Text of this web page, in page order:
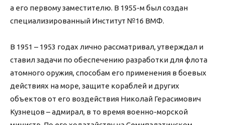
а его первому заместителю. В 1955-м был создан
специализированный Институт №16 ВМФ.
В 1951 – 1953 годах лично рассматривал, утверждал и
ставил задачи по обеспечению разработки для флота
атомного оружия, способам его применения в боевых
действиях на море, защите кораблей и других
объектов от его воздействия Николай Герасимович
Кузнецов – адмирал, в то время военно-морской